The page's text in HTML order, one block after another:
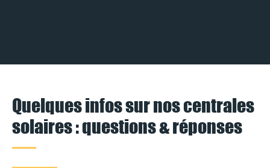
Quelques infos sur nos centrales
solaires : questions & réponses